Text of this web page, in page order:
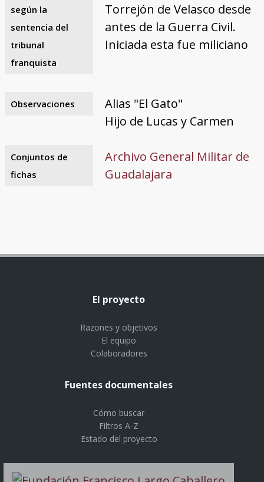
según la
sentencia del
tribunal
franquista
Torrejón de Velasco desde
antes de la Guerra Civil.
Iniciada esta fue miliciano
Observaciones
Alias "El Gato"
Hijo de Lucas y Carmen
Conjuntos de
fichas
Archivo General Militar de
Guadalajara
El proyecto
Razones y objetivos
El equipo
Colaboradores
Fuentes documentales
Cómo buscar
Filtros A-Z
Estado del proyecto